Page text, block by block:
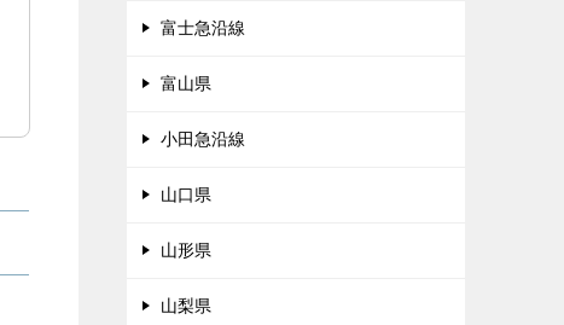
富士急沿線
富山県
小田急沿線
山口県
山形県
山梨県